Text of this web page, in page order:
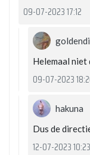
09-07-2023 17:12
Helemaal niet
09-07-2023
hakuna
Dus de
12-07-2023 10:23